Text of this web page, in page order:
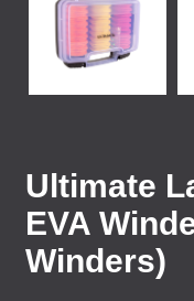
Ultimate
EVA
Winders)